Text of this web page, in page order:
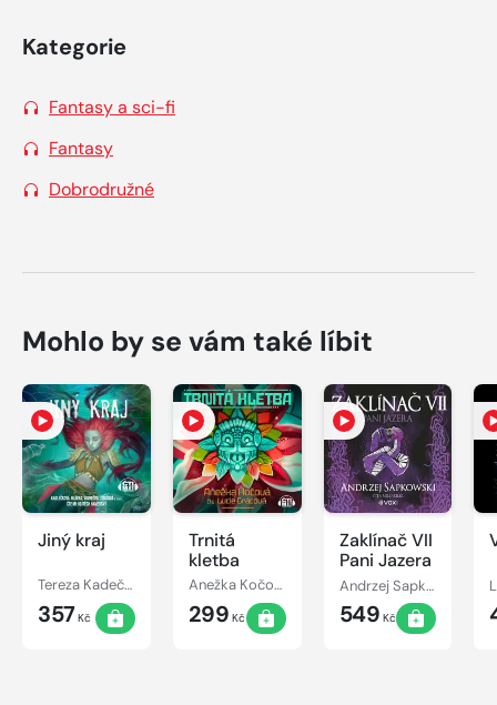
Kategorie
Fantasy a sci-fi
Fantasy
Dobrodružné
Mohlo by se vám také líbit
Jiný kraj
Tereza Kadečková, Tereza Matoušková
357Kč
Trnitá
kletba
Anežka Kočová
299 Kč
Zaklínač VII
Pani Jazera
Andrzej Sapkowski
549 Kč